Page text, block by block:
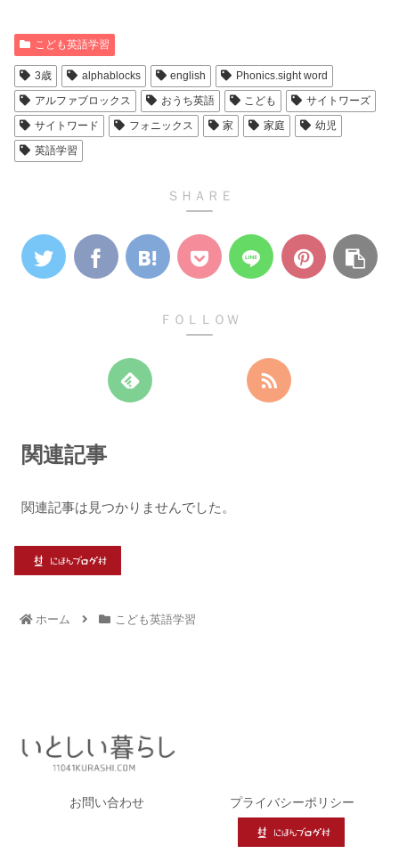
こども英語学習
3歳 alphablocks english
Phonics.sight word
アルファブロックス
おうち英語 こども
サイトワーズ
サイトワード
フォニックス 家 家庭
幼児
英語学習
ＳＨＡＲＥ
ＦＯＬＬＯＷ
関連記事
関連記事は見つかりませんでした。
ホーム こども英語学習
お問い合わせ プライバシーポリシー